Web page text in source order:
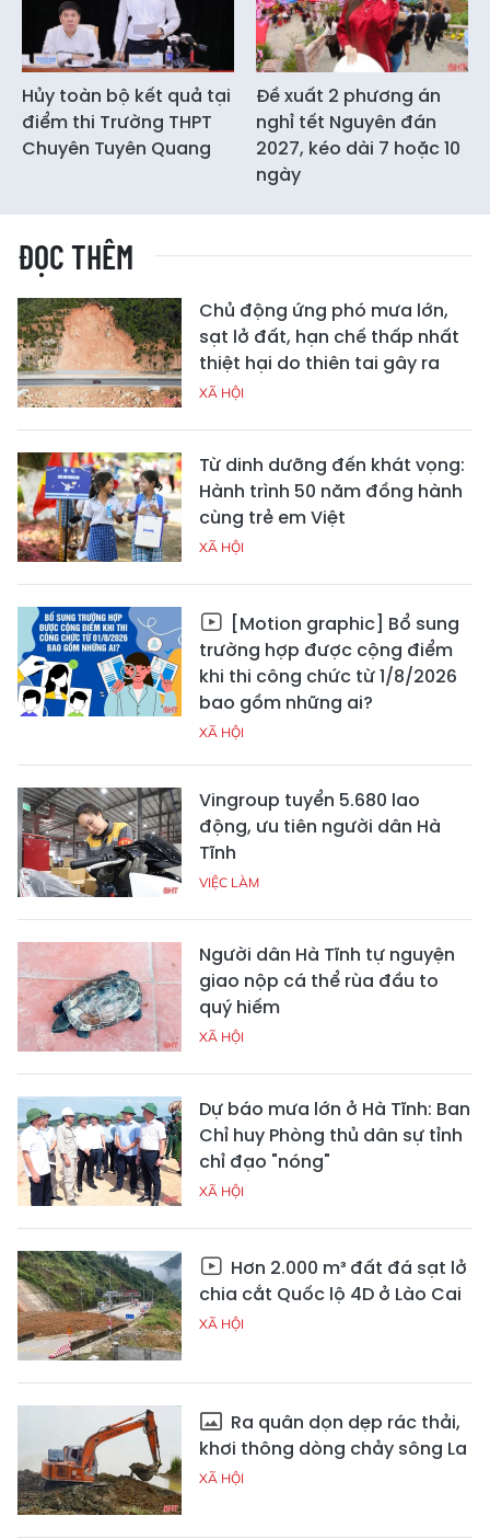
Hủy toàn bộ kết quả tại
điểm thi Trường THPT
Chuyên Tuyên Quang
Đề xuất 2 phương án
nghỉ tết Nguyên đán
2027, kéo dài 7 hoặc 10
ngày
ĐỌC THÊM
Chủ động ứng phó mưa lớn,
sạt lở đất, hạn chế thấp nhất
thiệt hại do thiên tai gây ra
XÃ HỘI
Từ dinh dưỡng đến khát vọng:
Hành trình 50 năm đồng hành
cùng trẻ em Việt
XÃ HỘI
[Motion graphic] Bổ sung
trường hợp được cộng điểm
khi thi công chức từ 1/8/2026
bao gồm những ai?
XÃ HỘI
Vingroup tuyển 5.680 lao
động, ưu tiên người dân Hà
Tĩnh
VIỆC LÀM
Người dân Hà Tĩnh tự nguyện
giao nộp cá thể rùa đầu to
quý hiếm
XÃ HỘI
Dự báo mưa lớn ở Hà Tĩnh: Ban
Chỉ huy Phòng thủ dân sự tỉnh
chỉ đạo "nóng"
XÃ HỘI
Hơn 2.000 m³ đất đá sạt lở
chia cắt Quốc lộ 4D ở Lào Cai
XÃ HỘI
Ra quân dọn dẹp rác thải,
khơi thông dòng chảy sông La
XÃ HỘI